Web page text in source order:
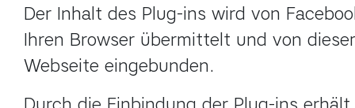
Der Inhalt des Plug-ins wird von
Ihren Browser übermittelt und von
Webseite eingebunden.